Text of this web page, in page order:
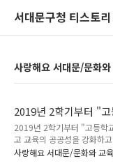
서대문구청 티스토
사랑해요 서대문/문화
2019년 2학기부터 "
됩니다!
2019년 2학기부터 "고등학
고 교육의 공공성을 강화하
감하기 위하여 고등학교 학
사랑해요 서대문/문화와 교육